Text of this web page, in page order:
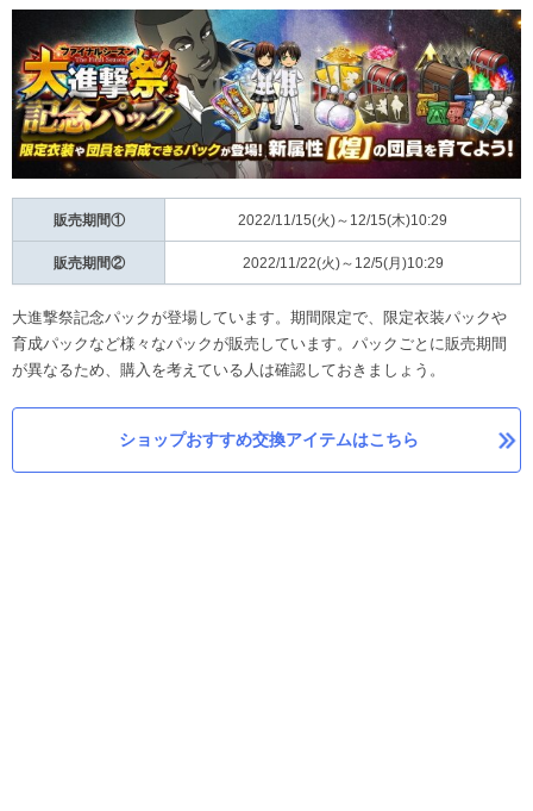
販売期間① 2022/11/15(火)～12/15(木)10:29
販売期間② 2022/11/22(火)～12/5(月)10:29
大進撃祭記念パックが登場しています。期間限定で、限定衣装パックや
育成パックなど様々なパックが販売しています。パックごとに販売期間
が異なるため、購入を考えている人は確認しておきましょう。
ショップおすすめ交換アイテムはこちら